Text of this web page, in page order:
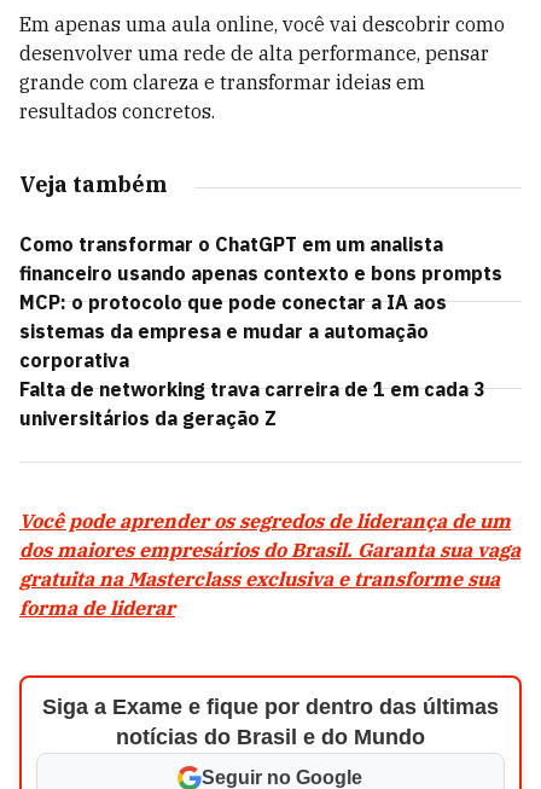
Em apenas uma aula online, você vai descobrir como
desenvolver uma rede de alta performance, pensar
grande com clareza e transformar ideias em
resultados concretos.
Veja também
Como transformar o ChatGPT em um analista
financeiro usando apenas contexto e bons prompts
MCP: o protocolo que pode conectar a IA aos
sistemas da empresa e mudar a automação
corporativa
Falta de networking trava carreira de 1 em cada 3
universitários da geração Z
Você pode aprender os segredos de liderança de um
dos maiores empresários do Brasil. Garanta sua vaga
gratuita na Masterclass exclusiva e transforme sua
forma de liderar
Siga a Exame e fique por dentro das últimas
notícias do Brasil e do Mundo
Seguir no Google